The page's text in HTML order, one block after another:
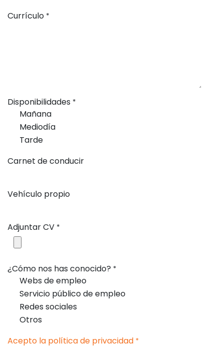
Currículo *
Disponibilidades *
Mañana
Mediodía
Tarde
Carnet de conducir
Vehículo propio
Adjuntar CV *
¿Cómo nos has conocido? *
Webs de empleo
Servicio público de empleo
Redes sociales
Otros
Acepto la política de privacidad *